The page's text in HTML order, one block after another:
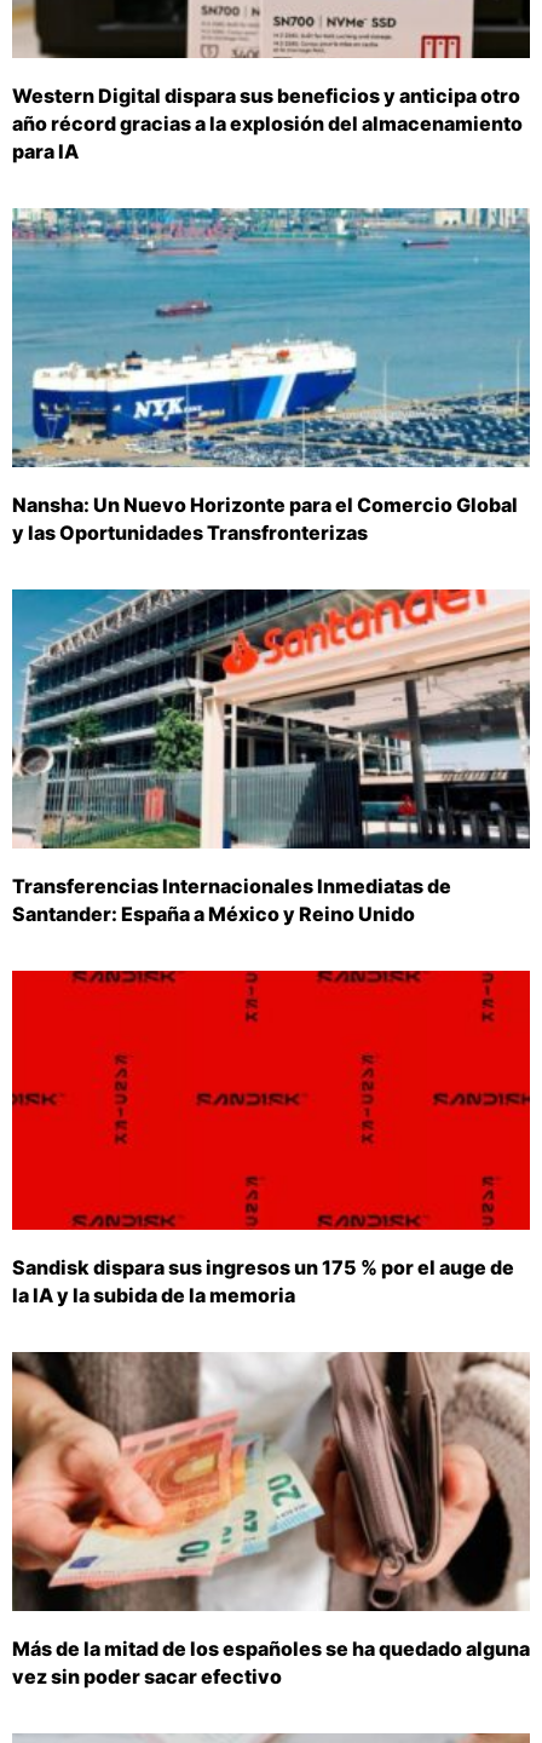
Western Digital dispara sus beneficios y anticipa otro
año récord gracias a la explosión del almacenamiento
para IA
Nansha: Un Nuevo Horizonte para el Comercio Global
y las Oportunidades Transfronterizas
Transferencias Internacionales Inmediatas de
Santander: España a México y Reino Unido
Sandisk dispara sus ingresos un 175 % por el auge de
la IA y la subida de la memoria
Más de la mitad de los españoles se ha quedado alguna
vez sin poder sacar efectivo